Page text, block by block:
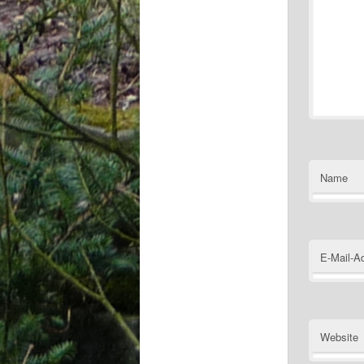
Name
E-Mail-
Website